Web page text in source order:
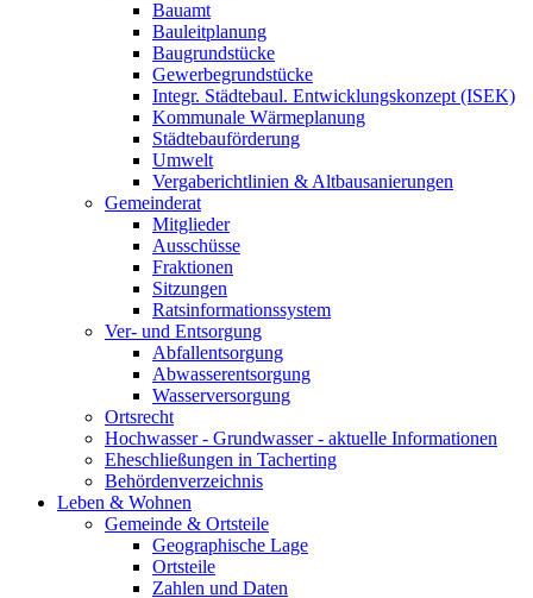
Bauamt
Bauleitplanung
Baugrundstücke
Gewerbegrundstücke
Integr. Städtebaul. Entwicklungskonzept (ISEK)
Kommunale Wärmeplanung
Städtebauförderung
Umwelt
Vergaberichtlinien & Altbausanierungen
Gemeinderat
Mitglieder
Ausschüsse
Fraktionen
Sitzungen
Ratsinformationssystem
Ver- und Entsorgung
Abfallentsorgung
Abwasserentsorgung
Wasserversorgung
Ortsrecht
Hochwasser - Grundwasser - aktuelle Informationen
Eheschließungen in Tacherting
Behördenverzeichnis
Leben & Wohnen
Gemeinde & Ortsteile
Geographische Lage
Ortsteile
Zahlen und Daten